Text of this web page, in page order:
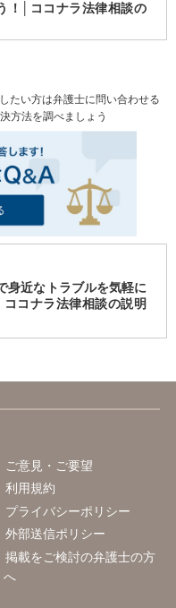
！│ココナラ法律相談の
たい方は弁護士に問い合わせる
方法を調べましょう
身近なトラブルを気軽に
コナラ法律相談の説明
ご意見・ご要望
利用規約
プライバシーポリシー
外部送信ポリシー
掲載をご検討の弁護士の方
へ